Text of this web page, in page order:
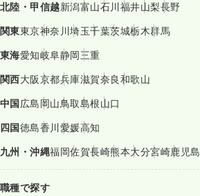
北陸・甲信越新潟富山石川福井山梨長野
関東東京神奈川埼玉千葉茨城栃木群馬
東海愛知岐阜静岡三重
関西大阪京都兵庫滋賀奈良和歌山
中国広島岡山鳥取島根山口
四国徳島香川愛媛高知
九州・沖縄福岡佐賀長崎熊本大分宮崎鹿児島
職種で探す